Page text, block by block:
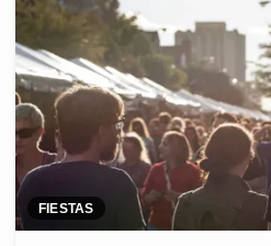
FIESTAS